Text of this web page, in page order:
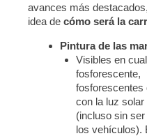
avances más
idea de cómo será la
Pintura de las
Visibles en
fosforescente,
fosforescentes
con la luz
(incluso sin
los vehículos).